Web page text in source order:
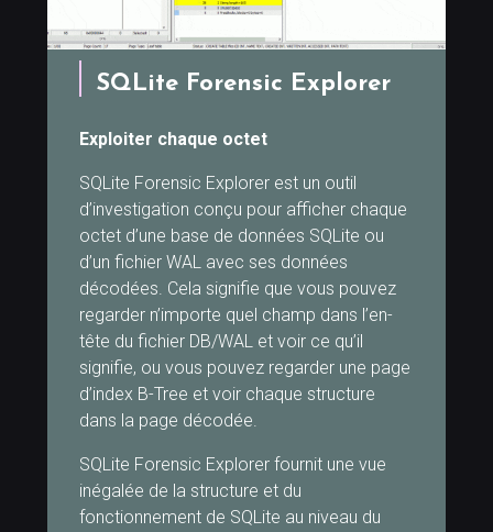
SQLite Forensic Explorer
Exploiter chaque octet
SQLite Forensic Explorer est un outil
d’investigation conçu pour afficher chaque
octet d’une base de données SQLite ou
d’un fichier WAL avec ses données
décodées. Cela signifie que vous pouvez
regarder n’importe quel champ dans l’en-
tête du fichier DB/WAL et voir ce qu’il
signifie, ou vous pouvez regarder une page
d’index B-Tree et voir chaque structure
dans la page décodée.
SQLite Forensic Explorer fournit une vue
inégalée de la structure et du
fonctionnement de SQLite au niveau du